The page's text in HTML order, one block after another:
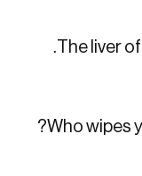
1447هـ
The liver
Who wipes